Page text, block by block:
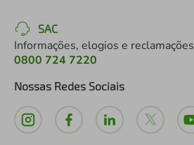
SAC
Informações, elogios e reclamações
0800 724 7220
Nossas Redes Sociais